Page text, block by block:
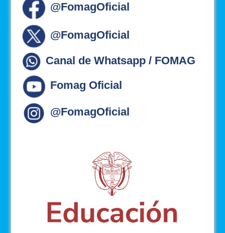
@FomagOficial
@FomagOficial
Canal de Whatsapp / FOMAG
Fomag Oficial
@FomagOficial